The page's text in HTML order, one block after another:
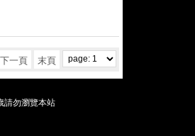
下一頁 末頁
請勿瀏覽本站